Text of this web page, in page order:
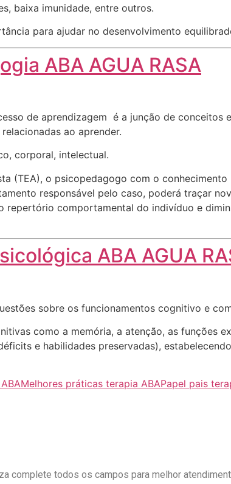
baixa imunidade, entre outros.
para ajudar no desenvolvimento
ABA AGUA RASA
de aprendizagem é a junção de conceitos
ao aprender.
corporal, intelectual.
(TEA), o psicopedagogo com o conhecimento
responsável pelo caso, poderá traçar
repertório comportamental do indivíduo e
ABA AGUA
sobre os funcionamentos cognitivo e
como a memória, a atenção, as funções
e habilidades preservadas),
Melhores práticas terapia ABAPapel pais
complete todos os campos para melhor